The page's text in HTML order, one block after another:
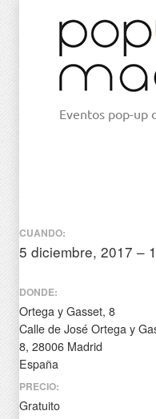
Eventos pop-up
CUANDO:
5 diciembre, 2017 –
DONDE:
Ortega y Gasset, 8
Calle de José Ortega y
8, 28006 Madrid
España
PRECIO:
Gratuito